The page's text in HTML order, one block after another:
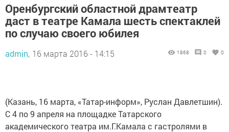
Оренбургский областной драмтеатр
даст в театре Камала шесть спектаклей
по случаю своего юбилея
admin, 16 марта 2016 - 14:15 1868 0 0
(Казань, 16 марта, «Татар-информ», Руслан Давлетшин).
С 4 по 9 апреля на площадке Татарского
академического театра им.Г.Камала с гастролями в